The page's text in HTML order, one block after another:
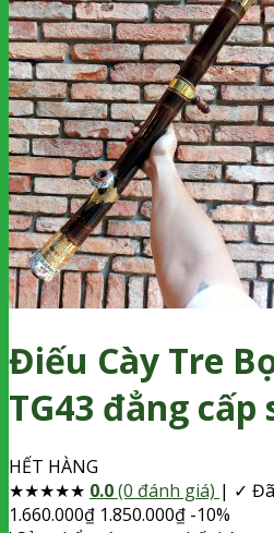
Điếu Cày Tre
TG43 đẳng
HẾT HÀNG
★★★★★ 0.0(0 đánh giá) | ✓
1.660.000₫ 1.850.000₫ -10%